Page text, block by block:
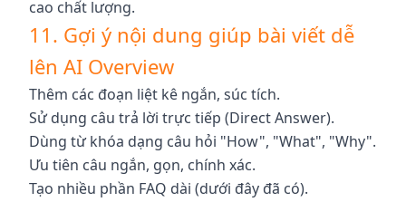
cao chất lượng.
11. Gợi ý nội dung giúp bài viết dễ
lên AI Overview
Thêm các đoạn liệt kê ngắn, súc tích.
Sử dụng câu trả lời trực tiếp (Direct Answer).
Dùng từ khóa dạng câu hỏi "How", "What", "Why".
Ưu tiên câu ngắn, gọn, chính xác.
Tạo nhiều phần FAQ dài (dưới đây đã có).